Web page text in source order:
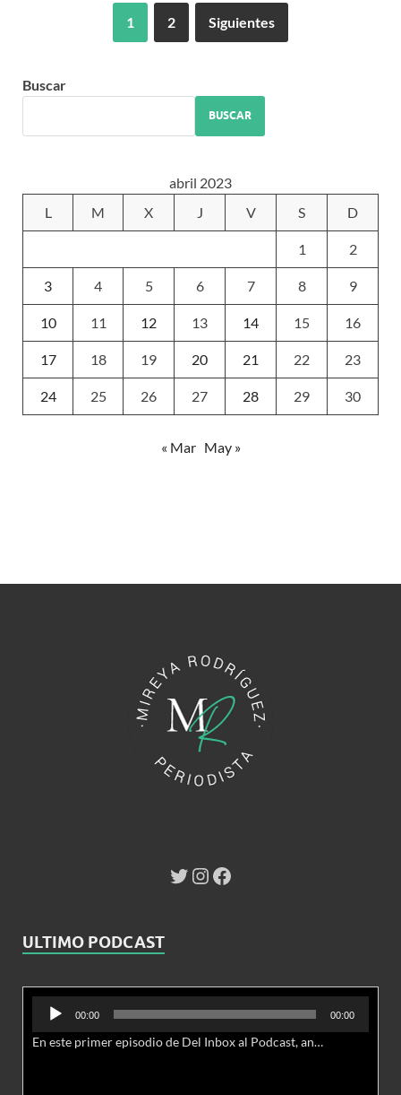
1 2 Siguientes
Buscar
BUSCAR
abril 2023
L
M X J V S D
1 2
3 4 5 6 7 8 9
10 11 12 13 14 15 16
17 18 19 20 21 22 23
24 25 26 27 28 29 30
« Mar May »
ULTIMO PODCAST
Reproductor
audio
00:00 00:00
En este primer episodio de Del Inbox al Podcast, analizamos junto al abogado Jonathan Brown las nuevas conductas delictivas cibernéticas y la necesidad de hacer modificaciones al Código Penal.